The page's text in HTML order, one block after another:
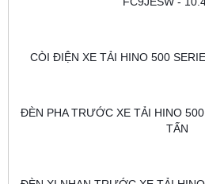
CÒI ĐIỆN XE TẢI HINO 500
ĐÈN PHA TRƯỚC XE TẢI HINO
TẤN